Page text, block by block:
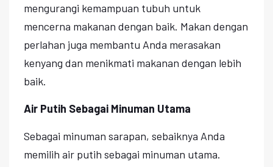
mengurangi kemampuan tubuh untuk
mencerna makanan dengan baik. Makan dengan
perlahan juga membantu Anda merasakan
kenyang dan menikmati makanan dengan lebih
baik.
Air Putih Sebagai Minuman Utama
Sebagai minuman sarapan, sebaiknya Anda
memilih air putih sebagai minuman utama.